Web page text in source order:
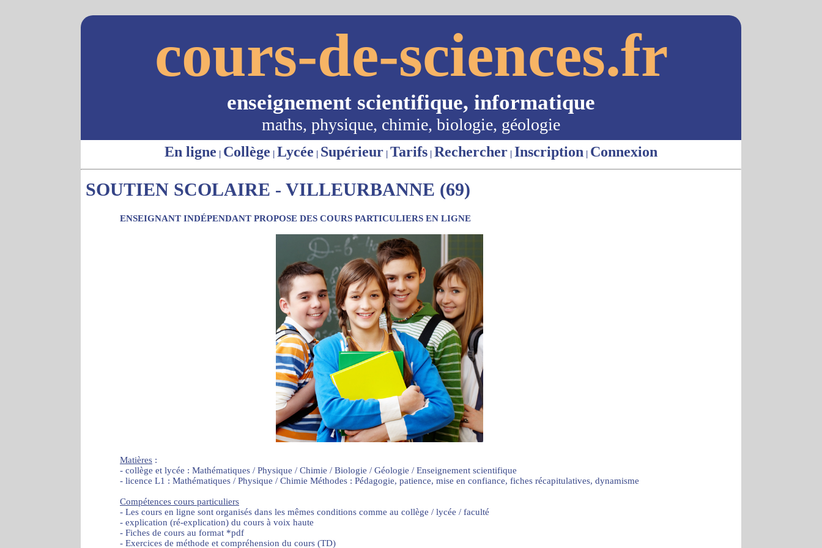
cours-de-sciences.fr
enseignement scientifique, informatique
maths, physique, chimie, biologie, géologie
En ligne | Collège | Lycée | Supérieur | Tarifs | Rechercher | Inscription | Connexion
SOUTIEN SCOLAIRE - VILLEURBANNE (69)
ENSEIGNANT INDÉPENDANT PROPOSE DES COURS PARTICULIERS EN LIGNE
Matières :
- collège et lycée : Mathématiques / Physique / Chimie / Biologie / Géologie / Enseignement scientifique
- licence L1 : Mathématiques / Physique / Chimie Méthodes : Pédagogie, patience, mise en confiance, fiches récapitulatives, dynamisme
Compétences cours particuliers
- Les cours en ligne sont organisés dans les mêmes conditions comme au collège / lycée / faculté
- explication (ré-explication) du cours à voix haute
- Fiches de cours au format *pdf
- Exercices de méthode et compréhension du cours (TD)